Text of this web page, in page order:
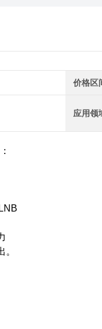
价格区
应用领